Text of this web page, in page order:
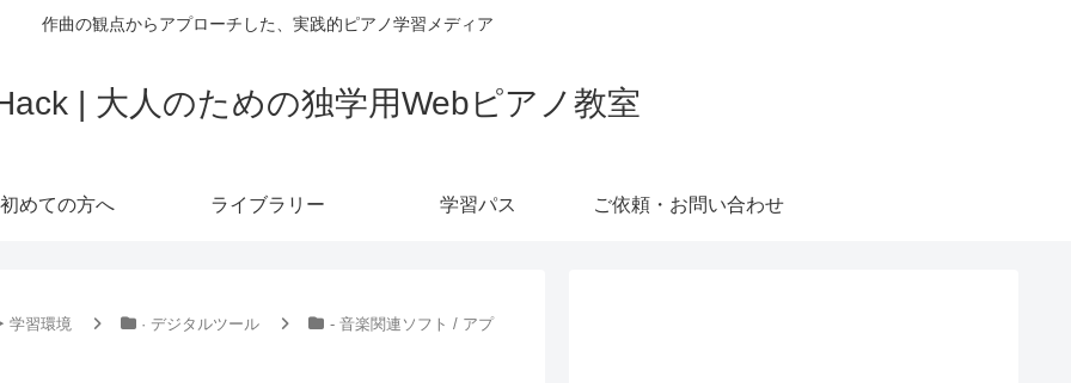
作曲の観点からアプローチした、実践的ピアノ学習メディア
| 大人のための独学用Webピアノ教室
初めての方へ ライブラリー 学習パス ご依頼・お問い合わせ
学習環境 · デジタルツール - 音楽関連ソフト / アプ